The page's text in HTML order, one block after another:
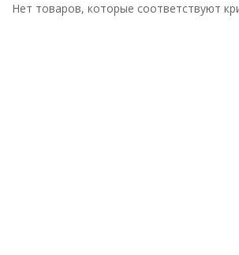
Нет товаров, которые соответствуют